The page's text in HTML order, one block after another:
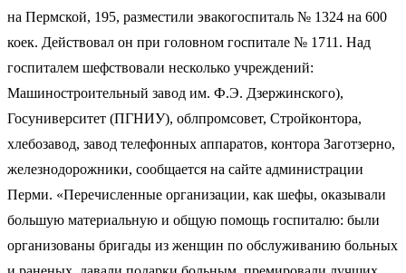
на Пермской, 195, разместили эвакогоспиталь № 1324 на 600
коек. Действовал он при головном госпитале № 1711. Над
госпиталем шефствовали несколько учреждений:
Машиностроительный завод им. Ф.Э. Дзержинского),
Госуниверситет (ПГНИУ), облпромсовет, Стройконтора,
хлебозавод, завод телефонных аппаратов, контора Заготзерно,
железнодорожники, сообщается на сайте администрации
Перми. «Перечисленные организации, как шефы, оказывали
большую материальную и общую помощь госпиталю: были
организованы бригады из женщин по обслуживанию больных